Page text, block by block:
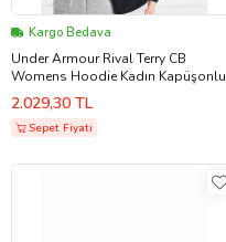
Kargo Bedava
Under Armour Rival Terry CB
Womens Hoodie Kadın Kapüşonlu
Tam Boy Fermuarlı Sweatshirt Siyah
2.029,30 TL
Sepet Fiyatı